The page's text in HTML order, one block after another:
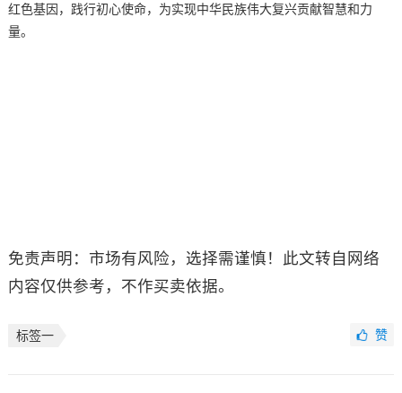
红色基因，践行初心使命，为实现中华民族伟大复兴贡献智慧和力
量。
免责声明：市场有风险，选择需谨慎！此文转自网络
内容仅供参考，不作买卖依据。
标签一 赞